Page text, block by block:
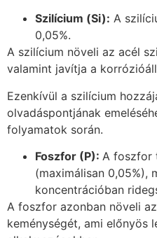
Szilícium (Si): A
0,05%.
A szilícium növeli az acél
valamint javítja a
Ezenkívül a szilícium
olvadáspontjának
folyamatok során.
Foszfor (P): A foszfor
(maximálisan 0,05%),
koncentrációban
A foszfor azonban növeli
keménységét, ami előnyös